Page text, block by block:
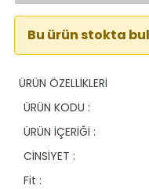
Bu ürün stokta
ÜRÜN ÖZELLİKLERİ
ÜRÜN KODU :
ÜRÜN İÇERİĞİ :
CİNSİYET :
Fit :